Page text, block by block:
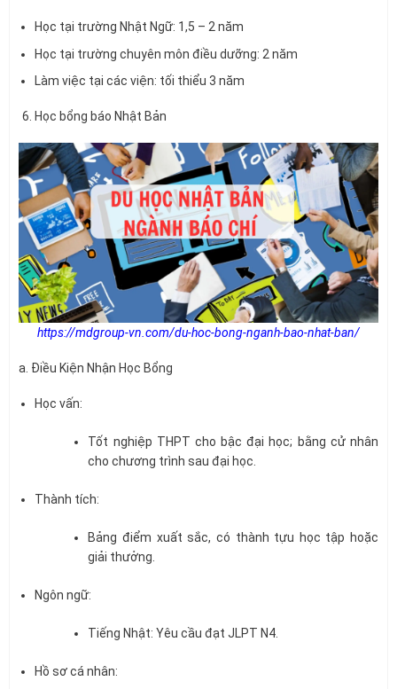
Học tại trường Nhật Ngữ: 1,5 – 2 năm
Học tại trường chuyên môn điều dưỡng: 2 năm
Làm việc tại các viện: tối thiểu 3 năm
Học bổng báo Nhật Bản
https://mdgroup-vn.com/du-hoc-bong-nganh-bao-nhat-ban/
a. Điều Kiện Nhận Học Bổng
Học vấn:
Tốt nghiệp THPT cho bậc đại học; bằng cử nhân
cho chương trình sau đại học.
Thành tích:
Bảng điểm xuất sắc, có thành tựu học tập hoặc
giải thưởng.
Ngôn ngữ:
Tiếng Nhật: Yêu cầu đạt JLPT N4.
Hồ sơ cá nhân: